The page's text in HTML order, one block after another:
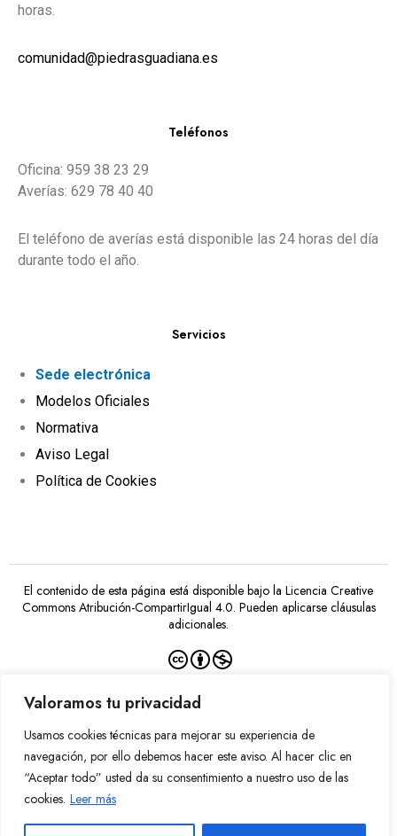
Valoramos tu privacidad
Usamos cookies técnicas para mejorar su experiencia de
navegación, por ello debemos hacer este aviso. Al hacer clic en
“Aceptar todo” usted da su consentimiento a nuestro uso de las
cookies. Leer más
horas.
comunidad@piedrasguadiana.es
Teléfonos
Oficina: 959 38 23 29
Averías: 629 78 40 40
El teléfono de averías está disponible las 24 horas del día
durante todo el año.
Servicios
Sede electrónica
Modelos Oficiales
Normativa
Aviso Legal
Política de Cookies
El contenido de esta página está disponible bajo la Licencia Creative
Commons Atribución-CompartirIgual 4.0. Pueden aplicarse cláusulas
adicionales.
Financiado por la Unión Europea –
NextGenerationEU